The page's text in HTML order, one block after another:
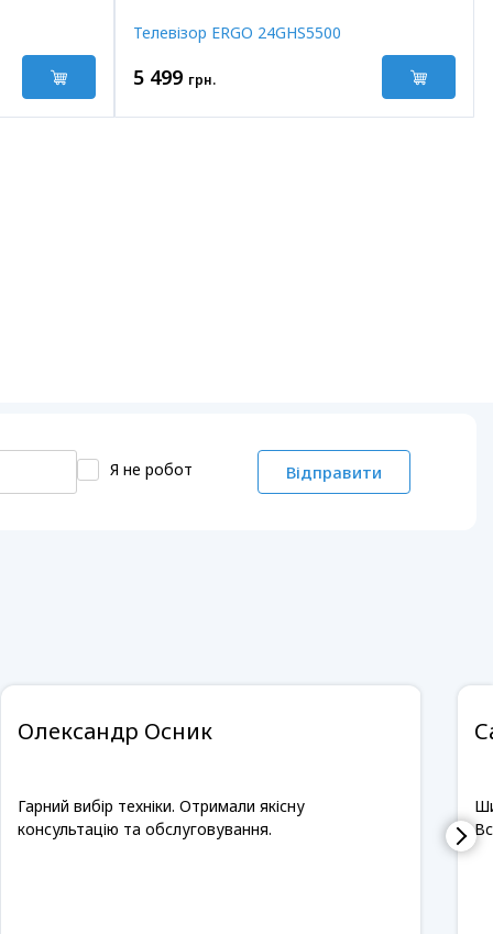
Телевізор ERGO 24GHS5500
5 499 грн.
Я не робот Відправити
Олександр Осник
Гарний вибір техніки. Отримали якісну
консультацію та обслуговування.